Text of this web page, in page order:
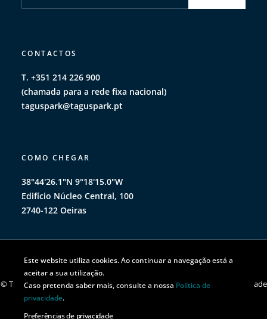
CONTACTOS
T. +351 214 226 900
(chamada para a rede fixa nacional)
taguspark@taguspark.pt
COMO CHEGAR
38°44'26.1"N 9°18'15.0"W
Edifício Núcleo Central, 100
2740-122 Oeiras
© TAGUSPARK 2026 | Todos os direitos reservados |Política de privacidade
Este website utiliza cookies. Ao continuar a navegação está a
aceitar a sua utilização.
Caso pretenda saber mais, consulte a nossa Política de
privacidade.
Preferências de privacidade